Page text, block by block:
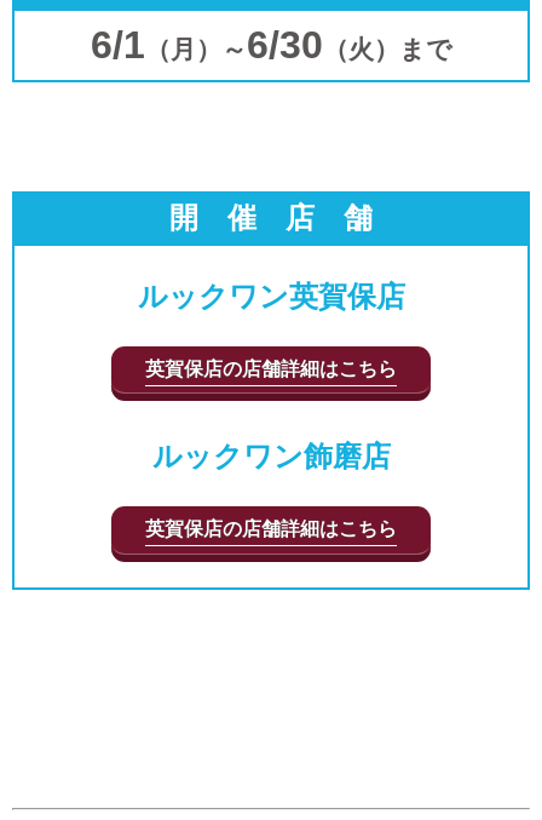
6/1 （月）～6/30 （火）まで
開 催 店 舗
ルックワン英賀保店
英賀保店の店舗詳細はこちら
ルックワン飾磨店
英賀保店の店舗詳細はこちら